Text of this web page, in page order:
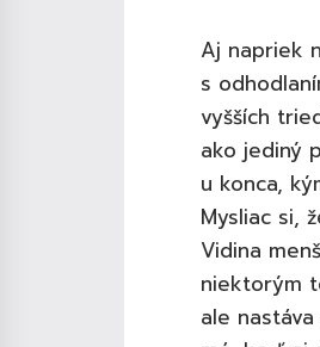
Aj napriek
s
vyšších
ako jediný
u konca,
Mysliac si,
Vidina
niektorým
ale